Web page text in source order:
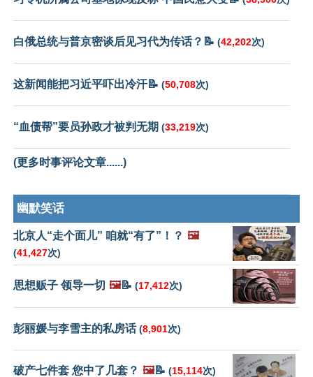
白俄总统与普京密谈后见习代为传话？📝 (42,202次)
这新闻能把习近平吓出冷汗📝 (50,708次)
“血债帮”要员孙政才被判无期 (33,219次)
(更多时事评论文章......)
幽默笑话
北京人“走个面儿” 咱就“有了”！？ 🖼️
(41,427次)
思想贩子 领导一切 🖼️📝 (17,412次)
彭丽媛与李雪主的私房话(8,901次)
破产七件套 您中了几套？ 🖼️📝 (15,114次)